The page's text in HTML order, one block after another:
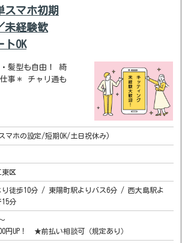
スマホ初期
未経験歓
OK
髪型も自由！ 綺
事＊ チャリ通も
マホの設定/短期OK/土日祝休み)
東区
り徒歩10分 / 東陽町駅よりバス6分 / 西大島駅よ
15分
円UP！ ★前払い相談可（規定あり）